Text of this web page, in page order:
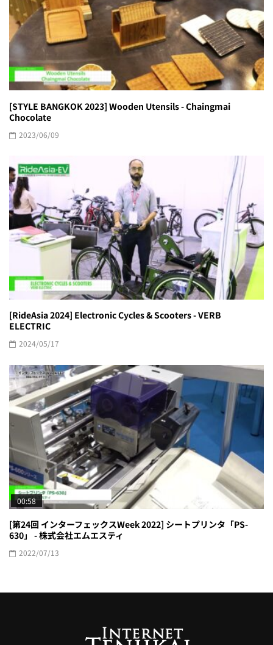
[STYLE BANGKOK 2023] Wooden Utensils - Chaingmai
Chocolate
2023/06/09
[RideAsia 2024] Electronic Cycles & Scooters - VERB
ELECTRIC
2024/05/17
00:58
[第24回 インターフェックスWeek 2022] シートプリンタ「PS-
630」 - 株式会社エムエスティ
2022/07/13